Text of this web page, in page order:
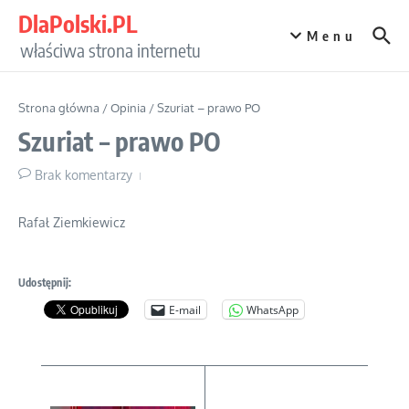
DlaPolski.PL
właściwa strona internetu
Menu
Strona główna /Opinia /Szuriat – prawo PO
Szuriat – prawo PO
Brak komentarzy
Rafał Ziemkiewicz
Udostępnij:
E-mail WhatsApp